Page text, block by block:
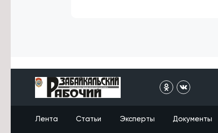
Росгвардейцы потушили
загоревшийся дом в Акше и спасли
двоих детей
Вода ушла с пойм реки Чита у трёх
сёл в Забайкалье
Лента Статьи Эксперты Документы